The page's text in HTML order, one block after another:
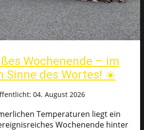
Wochenende – im
Sinne des Wortes! ☀️
04. August 2026
Temperaturen liegt ein
Wochenende hinter